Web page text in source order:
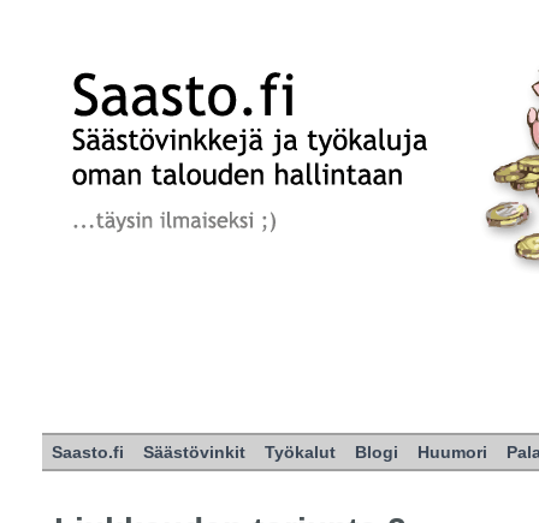
Saasto.fi Säästövinkit Työkalut Blogi Huumori